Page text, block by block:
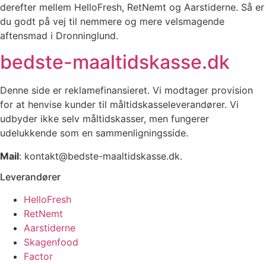
derefter mellem HelloFresh, RetNemt og Aarstiderne. Så er
du godt på vej til nemmere og mere velsmagende
aftensmad i Dronninglund.
bedste-maaltidskasse.dk
Denne side er reklamefinansieret. Vi modtager provision
for at henvise kunder til måltidskasseleverandører. Vi
udbyder ikke selv måltidskasser, men fungerer
udelukkende som en sammenligningsside.
Mail: kontakt@bedste-maaltidskasse.dk.
Leverandører
HelloFresh
RetNemt
Aarstiderne
Skagenfood
Factor